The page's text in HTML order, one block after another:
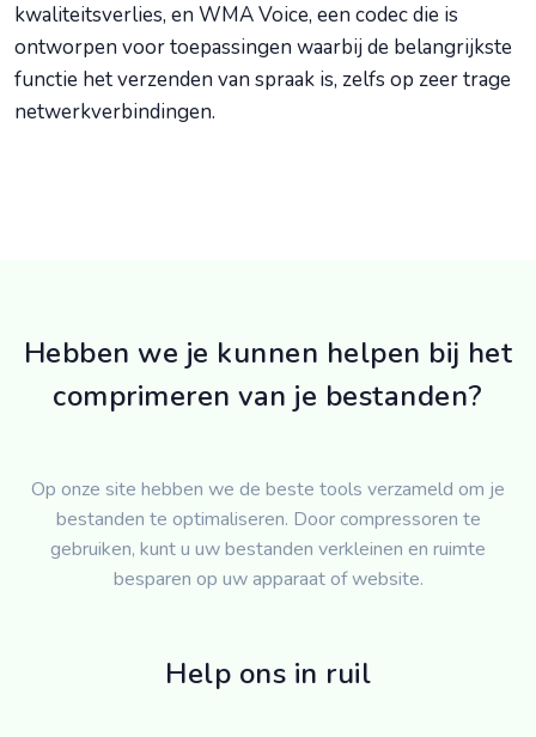
kwaliteitsverlies, en WMA Voice, een codec die is
ontworpen voor toepassingen waarbij de belangrijkste
functie het verzenden van spraak is, zelfs op zeer trage
netwerkverbindingen.
Hebben we je kunnen helpen bij het
comprimeren van je bestanden?
Op onze site hebben we de beste tools verzameld om je
bestanden te optimaliseren. Door compressoren te
gebruiken, kunt u uw bestanden verkleinen en ruimte
besparen op uw apparaat of website.
Help ons in ruil